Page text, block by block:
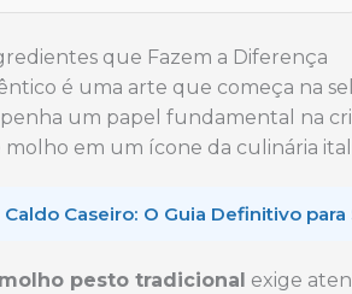
que Fazem a Diferença
é uma arte que começa na
um papel fundamental na
em um ícone da culinária
Caseiro: O Guia Definitivo
pesto tradicional exige